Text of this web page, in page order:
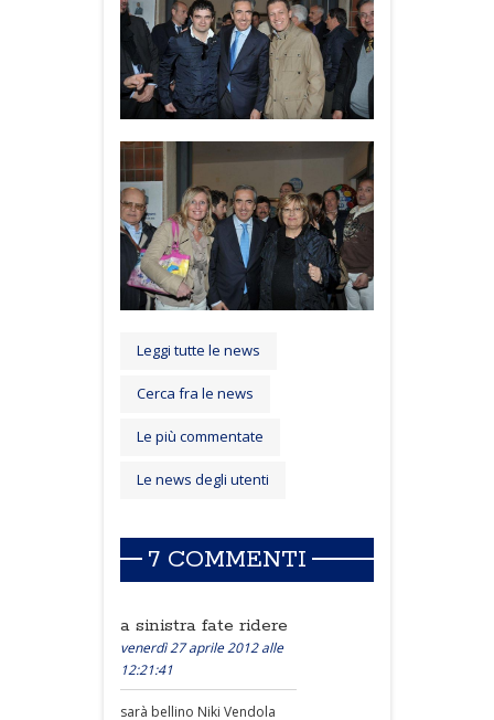
Leggi tutte le news
Cerca fra le news
Le più commentate
Le news degli utenti
7 COMMENTI
a sinistra fate ridere
venerdì 27 aprile 2012 alle
12:21:41
sarà bellino Niki Vendola